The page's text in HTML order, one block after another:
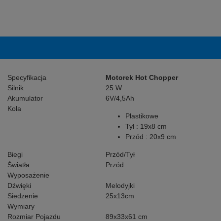
Specyfikacja
Motorek Hot Chopper
Silnik
25 W
Akumulator
6V/4,5Ah
Koła
Plastikowe
Tył : 19x8 cm
Przód : 20x9 cm
Biegi
Przód/Tył
Światła
Przód
Wyposażenie
Dźwięki
Melodyjki
Siedzenie
25x13cm
Wymiary
Rozmiar Pojazdu
89x33x61 cm